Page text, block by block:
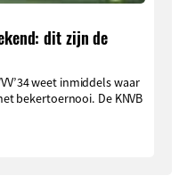
dit zijn de
weet inmiddels waar
bekertoernooi. De KNVB